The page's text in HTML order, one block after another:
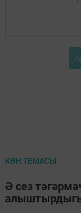
КӨН ТЕМАСЫ
Ә сез